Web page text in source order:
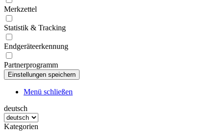
Merkzettel
Statistik & Tracking
Endgeräteerkennung
Partnerprogramm
Menü schließen
deutsch
Kategorien